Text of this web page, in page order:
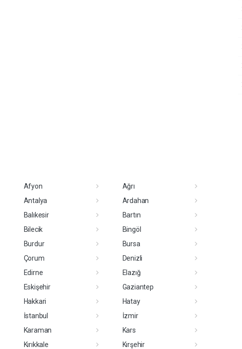
Afyon
Ağrı
Antalya
Ardahan
Balıkesir
Bartın
Bilecik
Bingöl
Burdur
Bursa
Çorum
Denizli
Edirne
Elazığ
Eskişehir
Gaziantep
Hakkari
Hatay
İstanbul
İzmir
Karaman
Kars
Kırıkkale
Kırşehir